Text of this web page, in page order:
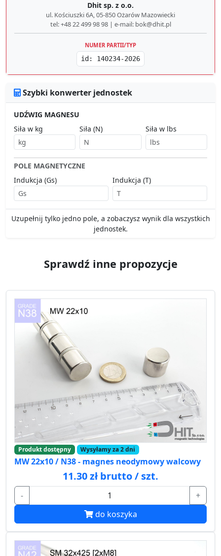
Dhit sp. z o.o.
ul. Kościuszki 6A, 05-850 Ożarów Mazowiecki
tel: +48 22 499 98 98 | e-mail: bok@dhit.pl
NUMER PARTII/TYP
id: 140234-2026
Szybki konwerter jednostek
UDŹWIG MAGNESU
Siła w kg
Siła (N) Siła w lbs
POLE MAGNETYCZNE
Indukcja (Gs)
Indukcja (T)
Uzupełnij tylko jedno pole, a zobaczysz wynik dla wszystkich
jednostek.
Sprawdź inne propozycje
Produkt dostępny Wysyłamy za 2 dni
MW 22x10 / N38 - magnes neodymowy walcowy
11.30 zł brutto / szt.
-
+
do koszyka